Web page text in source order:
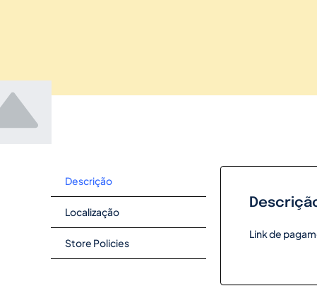
Descrição
Localização
Store Policies
Link de